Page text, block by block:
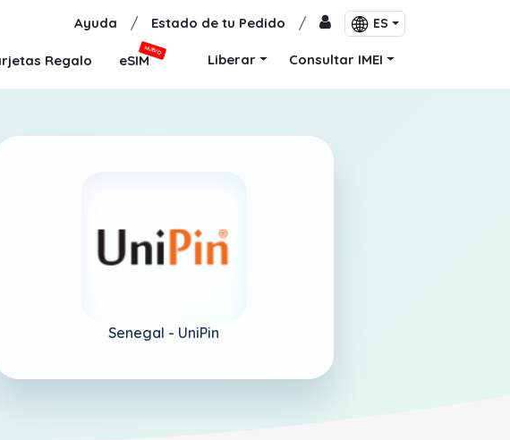
Ayuda / Estado de tu Pedido / ES
Regalo eSIM
NUEVO
Liberar Consultar IMEI
Senegal - UniPin